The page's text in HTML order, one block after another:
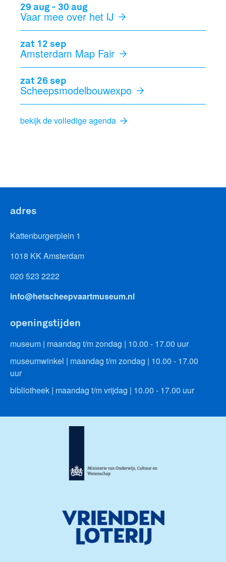
29 aug - 30 aug
Vaar mee over het IJ
zat 12 sep
Amsterdam Map Fair
zat 26 sep
Scheepsmodelbouwexpo
bekijk de volledige agenda
adres
Kattenburgerplein 1
1018 KK Amsterdam
020 523 2222
info@hetscheepvaartmuseum.nl
openingstijden
museum | maandag t/m zondag | 10.00 - 17.00 uur
museumwinkel | maandag t/m zondag | 10.00 - 17.00
uur
bibliotheek | maandag t/m vrijdag | 10.00 - 17.00 uur